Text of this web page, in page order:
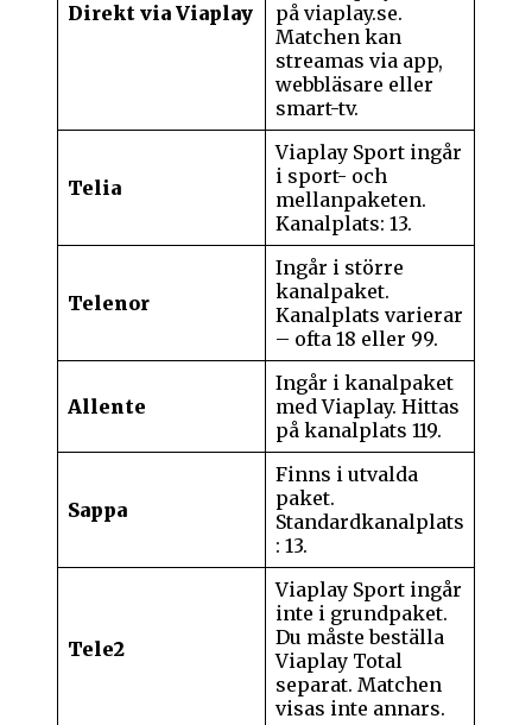
Direkt via Viaplay
på viaplay.se.
Matchen kan
streamas via app,
webbläsare eller
smart-tv.
Telia
Viaplay Sport ingår
i sport- och
mellanpaketen.
Kanalplats: 13.
Telenor
Ingår i större
kanalpaket.
Kanalplats varierar
– ofta 18 eller 99.
Allente
Ingår i kanalpaket
med Viaplay. Hittas
på kanalplats 119.
Sappa
Finns i utvalda
paket.
Standardkanalplats
: 13.
Tele2
Viaplay Sport ingår
inte i grundpaket.
Du måste beställa
Viaplay Total
separat. Matchen
visas inte annars.